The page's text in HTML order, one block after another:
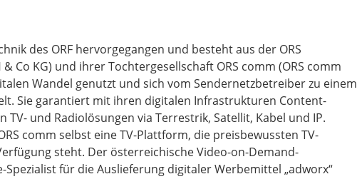
des ORF hervorgegangen und besteht aus der ORS
Co KG) und ihrer Tochtergesellschaft ORS comm (ORS comm
Wandel genutzt und sich vom Sendernetzbetreiber zu einem
Sie garantiert mit ihren digitalen Infrastrukturen Content-
und Radiolösungen via Terrestrik, Satellit, Kabel und IP.
comm selbst eine TV-Plattform, die preisbewussten TV-
steht. Der österreichische Video-on-Demand-
für die Auslieferung digitaler Werbemittel „adworx“